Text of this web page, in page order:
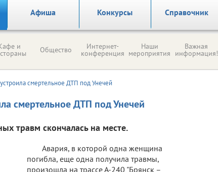
Афиша Справочник
Конкурсы
и Общество Интернет-
конференция
Наши
мероприятия
Важная
информация!
смертельное ДТП под Унечей
смертельное ДТП под Унечей
травм скончалась на месте.
Авария, в которой одна женщина
погибла, еще одна получила травмы,
произошла на трассе А-240 "Брянск –